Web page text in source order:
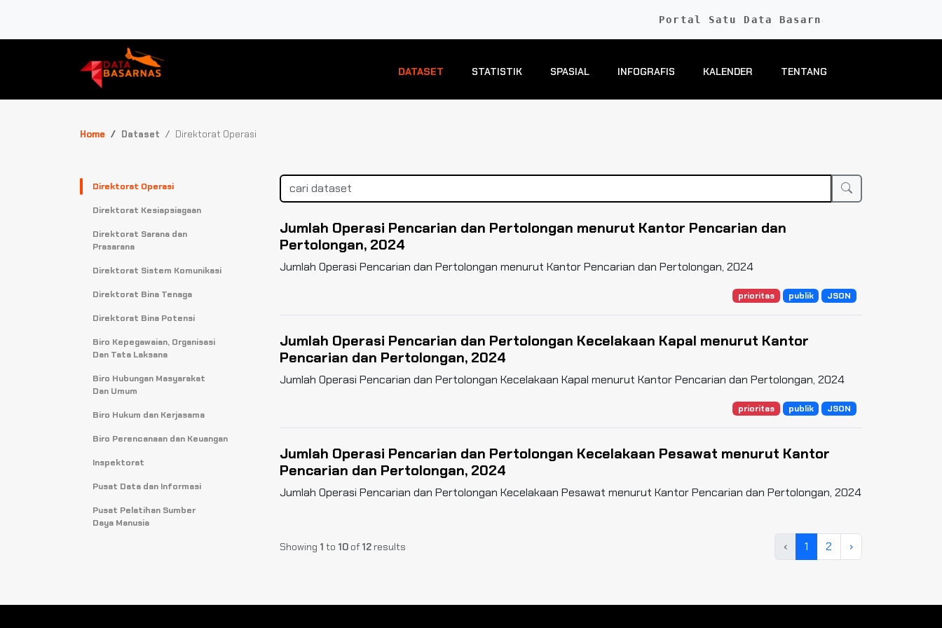
Portal Satu Data Basarnas
DATASET STATISTIK SPASIAL INFOGRAFIS KALENDER TENTANG
Home Dataset Direktorat Operasi
Direktorat Operasi
Direktorat Kesiapsiagaan
Direktorat Sarana dan
Prasarana
Direktorat Sistem Komunikasi
Direktorat Bina Tenaga
Direktorat Bina Potensi
Biro Kepegawaian, Organisasi
Dan Tata Laksana
Biro Hubungan Masyarakat
Dan Umum
Biro Hukum dan Kerjasama
Biro Perencanaan dan Keuangan
Inspektorat
Pusat Data dan Informasi
Pusat Pelatihan Sumber
Daya Manusia
Jumlah Operasi Pencarian dan Pertolongan menurut Kantor Pencarian dan
Pertolongan, 2024
Jumlah Operasi Pencarian dan Pertolongan menurut Kantor Pencarian dan Pertolongan, 2024
prioritas publik JSON
Jumlah Operasi Pencarian dan Pertolongan Kecelakaan Kapal menurut Kantor
Pencarian dan Pertolongan, 2024
Jumlah Operasi Pencarian dan Pertolongan Kecelakaan Kapal menurut Kantor Pencarian dan Pertolongan, 2024
prioritas publik JSON
Jumlah Operasi Pencarian dan Pertolongan Kecelakaan Pesawat menurut Kantor
Pencarian dan Pertolongan, 2024
Jumlah Operasi Pencarian dan Pertolongan Kecelakaan Pesawat menurut Kantor Pencarian dan Pertolongan, 2024
Jumlah Operasi Pencarian dan Pertolongan Bencana menurut Kantor Pencarian dan Pertolongan, 2024
Showing 1 to 10 of 12 results ‹ 1 2 ›